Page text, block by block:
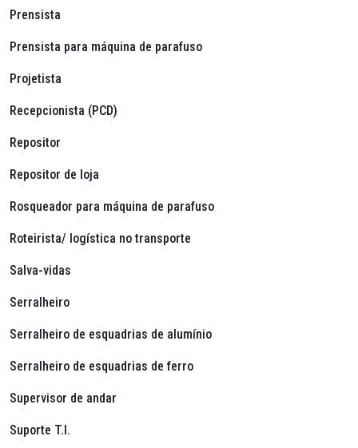
Prensista
Prensista para máquina de parafuso
Projetista
Recepcionista (PCD)
Repositor
Repositor de loja
Rosqueador para máquina de parafuso
Roteirista/ logística no transporte
Salva-vidas
Serralheiro
Serralheiro de esquadrias de alumínio
Serralheiro de esquadrias de ferro
Supervisor de andar
Suporte T.I.